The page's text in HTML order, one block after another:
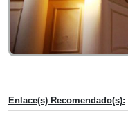
Enlace(s) Recomendado(s):